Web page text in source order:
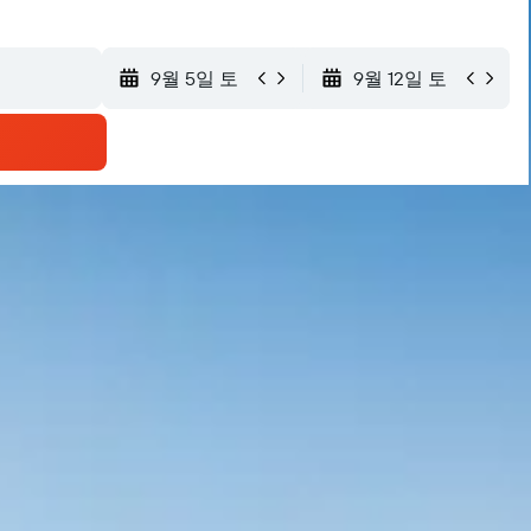
9월 5일 토 9월 12일 토